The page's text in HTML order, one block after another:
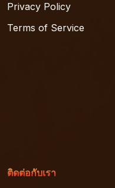
Privacy Policy
Terms of Service
ติดต่อกับเรา